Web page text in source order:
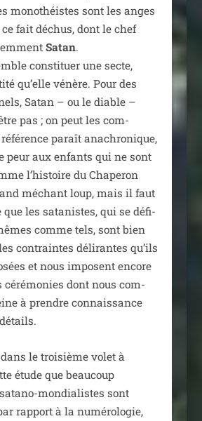
mono­théistes sont les anges
fait déchus, dont le chef
Satan.
consti­tuer une secte,
qu’elle vénère. Pour des
Satan – ou le diable –
pas ; on peut les com­
paraît ana­chro­nique,
peur aux enfants qui ne sont
l’histoire du Chaperon
méchant loup, mais il faut
que les sata­nistes, qui se défi­
comme tels, sont bien
contraintes déli­rantes qu’ils
et nous imposent encore
céré­mo­nies dont nous com­
à prendre connais­sance
le troi­sième volet à
étude que beau­coup
mon­dia­listes sont
rap­port à la numé­ro­lo­gie,